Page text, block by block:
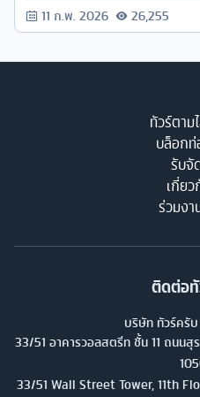
อาหารทะเลมีนักเที่ยวแวะเวียนกันมา
ที่สุดแสนจะอร่อย
11 ก.พ. 2026 26,255
ทัวร์ตาม
บล็อกท่
รับจั
เกี่ยว
ร่วมงา
ติดต่อ
บริษัท ทัวร์ครั
33/51 อาคารวอลสตรีท ชั้น 11 ถนน
33/51 Wall Street Tower, 11th